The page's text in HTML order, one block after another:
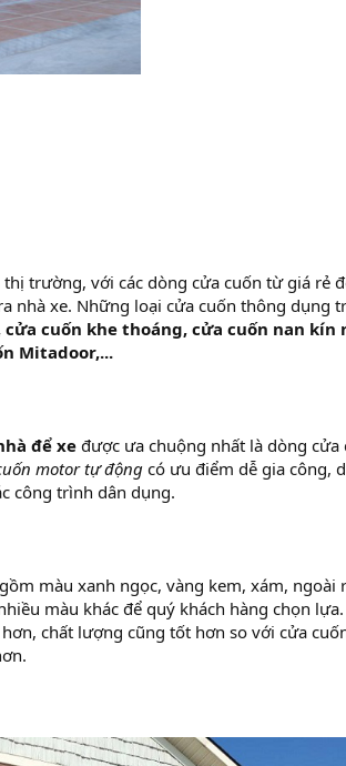
trường, với các dòng cửa cuốn từ giá rẻ
nhà xe. Những loại cửa cuốn thông dụng
cuốn khe thoáng, cửa cuốn nan kín
Mitadoor,...
để xe được ưa chuộng nhất là dòng
motor tự động có ưu điểm dễ gia công,
công trình dân dụng.
màu xanh ngọc, vàng kem, xám,
màu khác để quý khách hàng chọn
chất lượng cũng tốt hơn so với cửa